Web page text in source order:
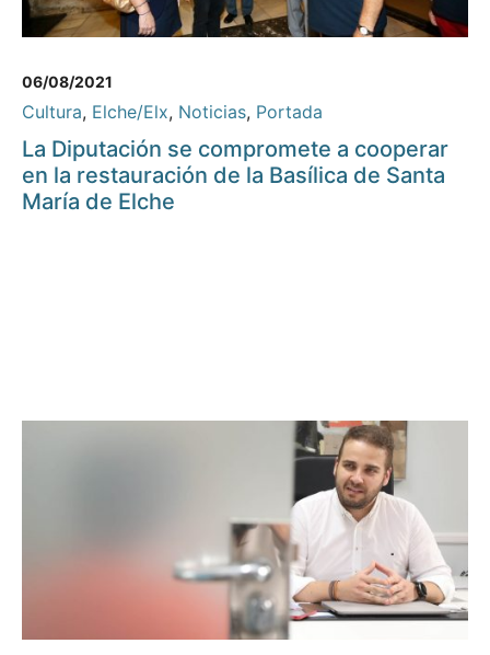
06/08/2021
Cultura, Elche/Elx, Noticias, Portada
La Diputación se compromete a cooperar
en la restauración de la Basílica de Santa
María de Elche